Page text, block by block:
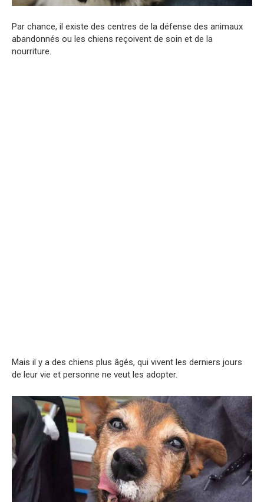
Par chance, il existe des centres de la défense des animaux
abandonnés ou les chiens reçoivent de soin et de la
nourriture.
Mais il y a des chiens plus âgés, qui vivent les derniers jours
de leur vie et personne ne veut les adopter.